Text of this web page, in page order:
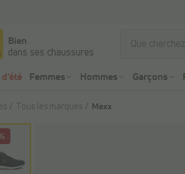
Bien
dans ses chaussures
d'été Femmes Hommes Garçons
Tous les marques Mexx